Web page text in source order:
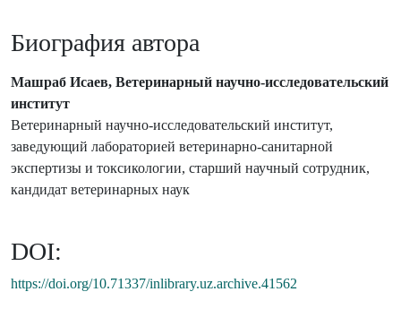
Биография автора
Машраб Исаев, Ветеринарный научно-исследовательский
институт
Ветеринарный научно-исследовательский институт,
заведующий лабораторией ветеринарно-санитарной
экспертизы и токсикологии, старший научный сотрудник,
кандидат ветеринарных наук
DOI:
https://doi.org/10.71337/inlibrary.uz.archive.41562